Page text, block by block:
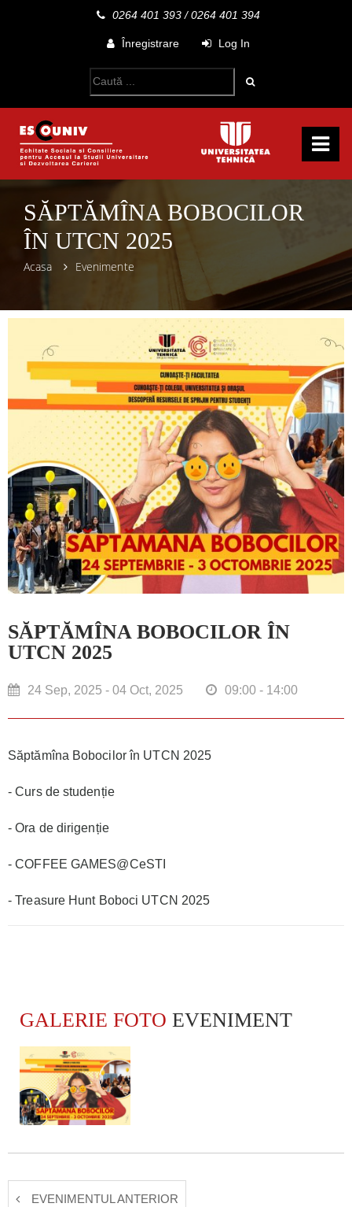
0264 401 393/ 0264 401 394
Înregistrare Log In
SĂPTĂMÎNA BOBOCILOR
ÎN UTCN 2025
Acasa Evenimente
SĂPTĂMÎNA BOBOCILOR ÎN
UTCN 2025
24 Sep, 2025 - 04 Oct, 2025 09:00 - 14:00
Săptămîna Bobocilor în UTCN 2025
- Curs de studenție
- Ora de dirigenție
- COFFEE GAMES@CeSTI
- Treasure Hunt Boboci UTCN 2025
GALERIE FOTO EVENIMENT
EVENIMENTUL ANTERIOR